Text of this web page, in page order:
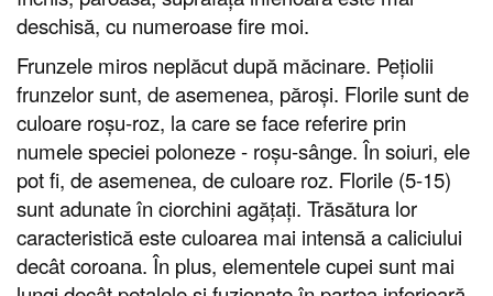
deschisă, cu numeroase fire moi.
Frunzele miros neplăcut după măcinare. Pețiolii
frunzelor sunt, de asemenea, păroși. Florile sunt de
culoare roșu-roz, la care se face referire prin
numele speciei poloneze - roșu-sânge. În soiuri, ele
pot fi, de asemenea, de culoare roz. Florile (5-15)
sunt adunate în ciorchini agățați. Trăsătura lor
caracteristică este culoarea mai intensă a caliciului
decât coroana. În plus, elementele cupei sunt mai